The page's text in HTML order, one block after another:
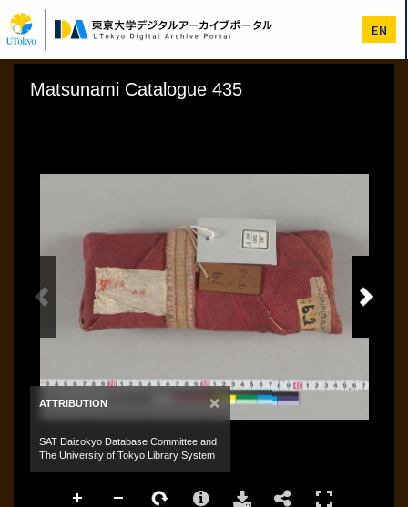
イ
ン
コ
EN